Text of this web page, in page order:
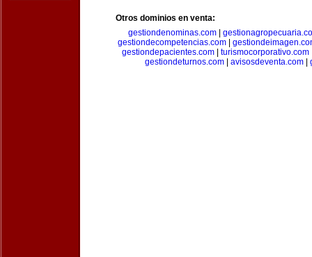
Otros dominios en venta:
gestiondenominas.com|
gestiondecompetencias.com|
gestiondepacientes.com| turismocorporativo.com
gestiondeturnos.com| avisosdeventa.com|